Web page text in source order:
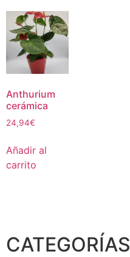
CATEGORÍAS
Anthurium
cerámica
24,94€
Añadir al
carrito